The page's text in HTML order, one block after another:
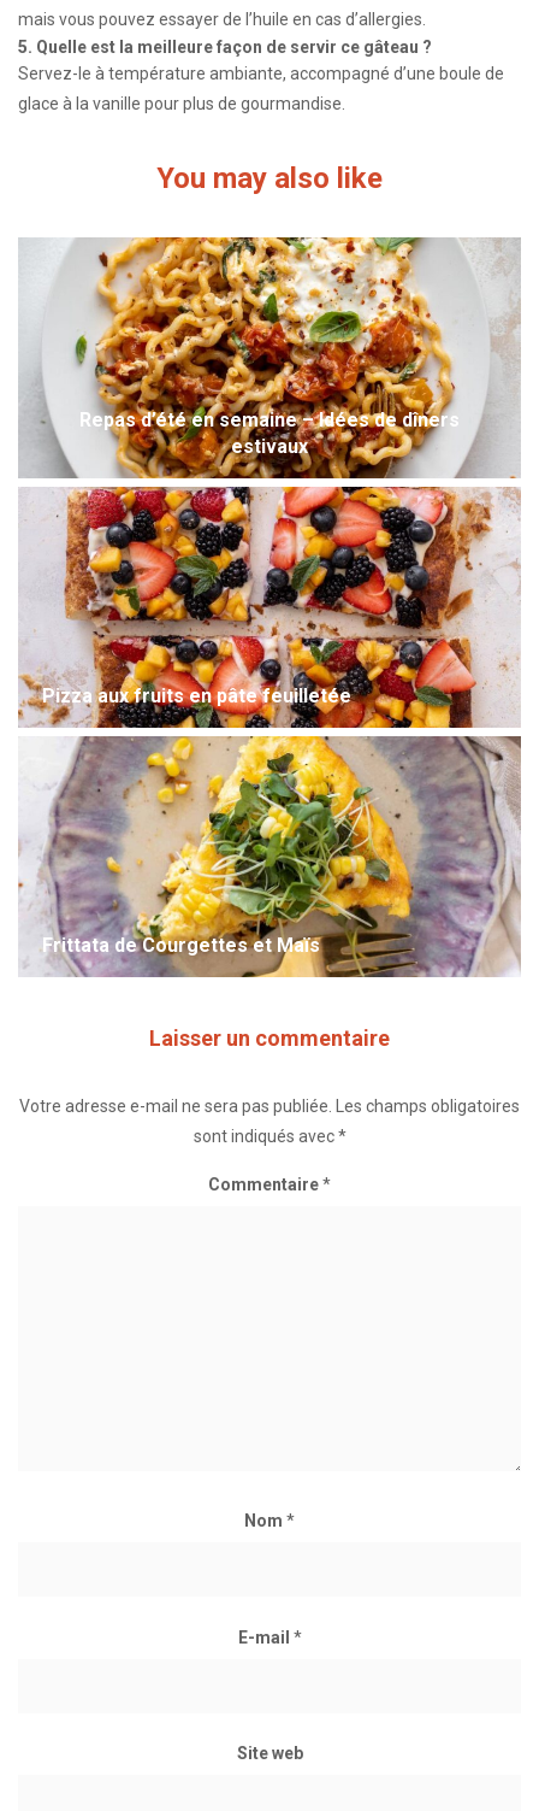
mais vous pouvez essayer de l’huile en cas d’allergies.
5. Quelle est la meilleure façon de servir ce gâteau ?
Servez-le à température ambiante, accompagné d’une boule de
glace à la vanille pour plus de gourmandise.
You may also like
Repas d’été en semaine – Idées de dîners
estivaux
Pizza aux fruits en pâte feuilletée
Frittata de Courgettes et Maïs
Laisser un commentaire
Votre adresse e-mail ne sera pas publiée. Les champs obligatoires
sont indiqués avec*
Commentaire*
Nom *
E-mail *
Site web